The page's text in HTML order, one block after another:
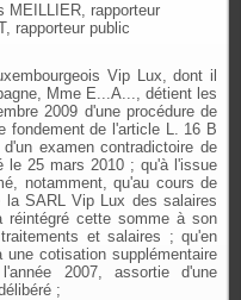
MEILLIER, rapporteur
rapporteur public
Vip Lux, dont il
Mme E...A..., détient les
2009 d'une procédure de
fondement de l'article L. 16 B
examen contradictoire de
le 25 mars 2010 ; qu'à l'issue
notamment, qu'au cours de
la SARL Vip Lux des salaires
réintégré cette somme à son
et salaires ; qu'en
cotisation supplémentaire
2007, assortie d'une
;